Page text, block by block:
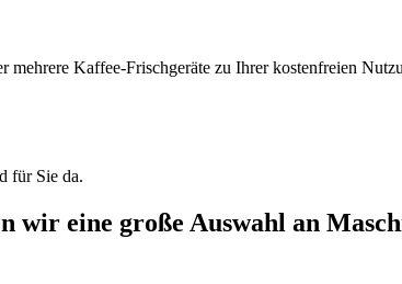
mehrere Kaffee-Frischgeräte zu Ihrer kostenfreien
für Sie da.
wir eine große Auswahl an